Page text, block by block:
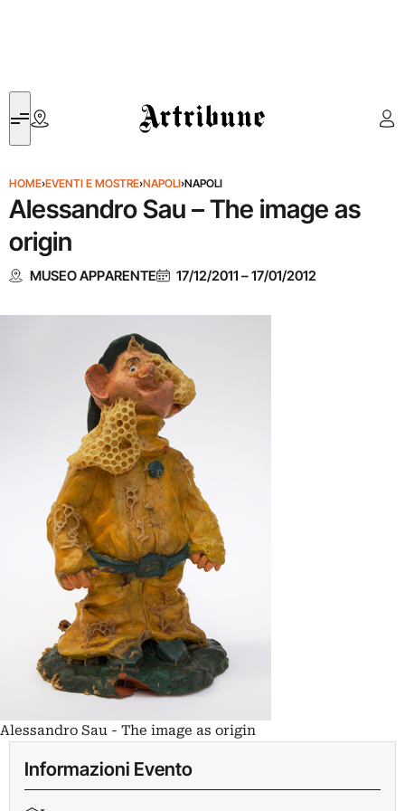
Artribune
HOME›EVENTI E MOSTRE›NAPOLI›NAPOLI
Alessandro Sau – The image as
origin
MUSEO APPARENTE 17/12/2011 –17/01/2012
Alessandro Sau - The image as origin
Informazioni Evento